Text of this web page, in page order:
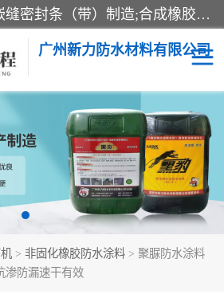
经营范围包括防水嵌缝密封条（带）制造;合成橡胶制造（监控化学品、危险化学品除外）;沥青混合物制造;防水胶粘带制造;其他合成材料制造（监控化学品、危险化学品除外）;涂料制造（监控化学品、危险化学品除外）;建筑结构防水补漏;防水建筑材料制造;粘合剂制造（监控化学品、危险化学品除外）;涂料零售;广州新力防水材料有限公司具有1处分支机构。
广州新力防水材料有限公司
> 非固化橡胶防水涂料 > 聚脲防水涂料
渗防漏速干有效
建筑108胶水
自粘卷材